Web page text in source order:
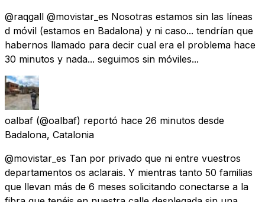
@raqgall @movistar_es Nosotras estamos sin las líneas
d móvil (estamos en Badalona) y ni caso... tendrían que
habernos llamado para decir cual era el problema hace
30 minutos y nada... seguimos sin móviles...
oalbaf (@oalbaf) reportó hace 26 minutos desde
Badalona, Catalonia
@movistar_es Tan por privado que ni entre vuestros
departamentos os aclarais. Y mientras tanto 50 familias
que llevan más de 6 meses solicitando conectarse a la